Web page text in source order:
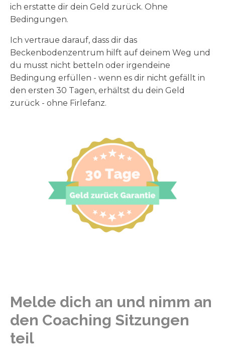
ich erstatte dir dein Geld zurück. Ohne
Bedingungen.
Ich vertraue darauf, dass dir das
Beckenbodenzentrum hilft auf deinem Weg und
du musst nicht betteln oder irgendeine
Bedingung erfüllen - wenn es dir nicht gefällt in
den ersten 30 Tagen, erhältst du dein Geld
zurück - ohne Firlefanz.
Melde dich an und nimm an
den Coaching Sitzungen
teil